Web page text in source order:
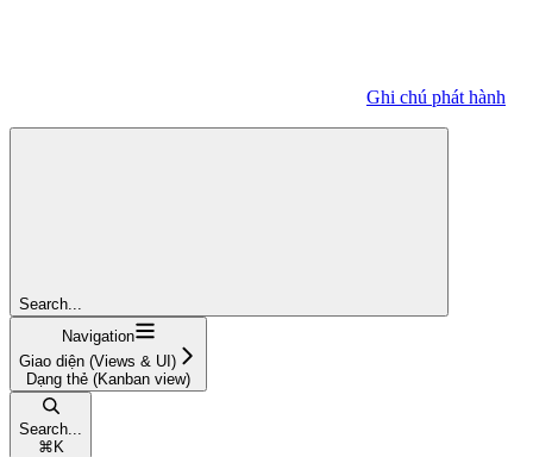
Ghi chú phát hành
Search...
Navigation
Giao diện (Views & UI)
Dạng thẻ (Kanban view)
Search...
⌘ K